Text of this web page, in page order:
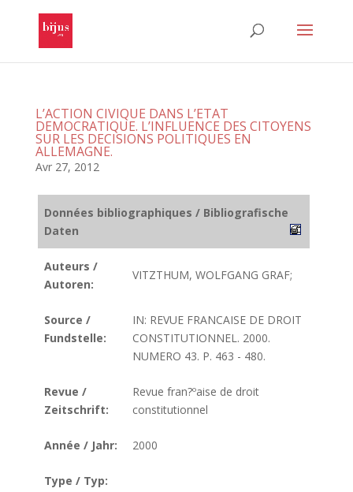
L’ACTION CIVIQUE DANS L’ETAT
DEMOCRATIQUE. L’INFLUENCE DES CITOYENS
SUR LES DECISIONS POLITIQUES EN
ALLEMAGNE.
Avr 27, 2012
Données bibliographiques / Bibliografische
Daten
Auteurs /
Autoren:
VITZTHUM, WOLFGANG GRAF;
Source /
Fundstelle:
IN: REVUE FRANCAISE DE DROIT
CONSTITUTIONNEL. 2000.
NUMERO 43. P. 463 - 480.
Revue /
Zeitschrift:
Revue fran?ºaise de droit
constitutionnel
Année / Jahr: 2000
Type / Typ: